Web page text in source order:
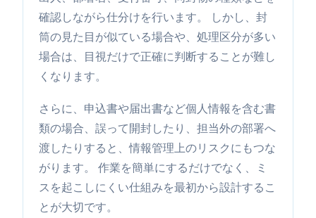
確認しながら仕分けを行います。 しかし、封
筒の見た目が似ている場合や、処理区分が多い
場合は、目視だけで正確に判断することが難し
くなります。
さらに、申込書や届出書など個人情報を含む書
類の場合、誤って開封したり、担当外の部署へ
渡したりすると、情報管理上のリスクにもつな
がります。 作業を簡単にするだけでなく、ミ
スを起こしにくい仕組みを最初から設計するこ
とが大切です。